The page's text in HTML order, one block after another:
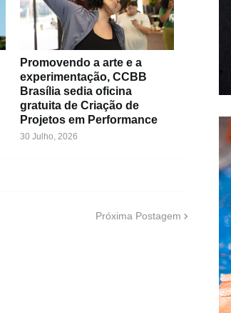
Promovendo a arte e a
experimentação, CCBB
Brasília sedia oficina
gratuita de Criação de
Projetos em Performance
30 Julho, 2026
Próxima Postagem